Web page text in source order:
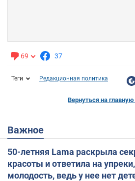
69 37
Теги Редакционная политика
Вернуться на главную
Важное
50-летняя Lama раскрыла
красоты и ответила на
молодость, ведь у нее нет